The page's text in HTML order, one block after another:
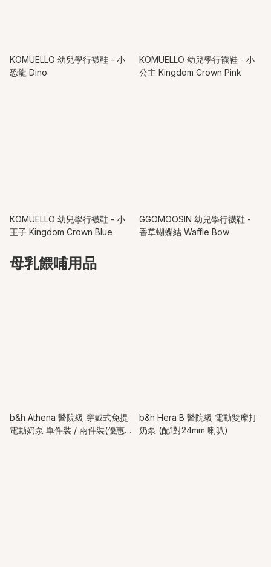
KOMUELLO 幼兒學行襪鞋 - 小
恐龍 Dino
KOMUELLO 幼兒學行襪鞋 - 小
公主 Kingdom Crown Pink
KOMUELLO 幼兒學行襪鞋 - 小
王子 Kingdom Crown Blue
GGOMOOSIN 幼兒學行襪鞋 -
香草蝴蝶結 Waffle Bow
母乳餵哺用品
b&h Athena 醫院級 穿戴式免提
電動奶泵 單件裝 / 兩件裝(優惠
b&h Hera B 醫院級 電動雙摩打
奶泵 (配1對24mm 喇叭)